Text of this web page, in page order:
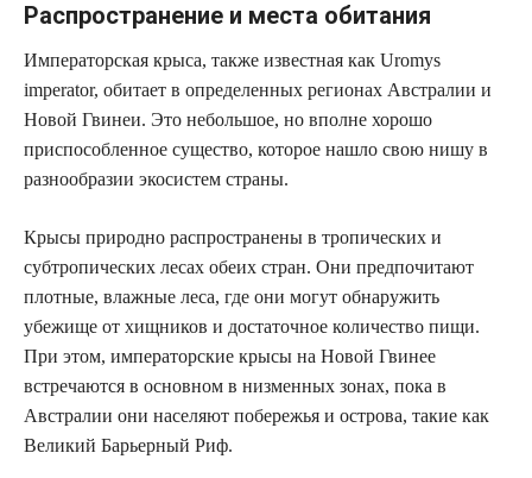
Распространение и места обитания
Императорская крыса, также известная как Uromys
imperator, обитает в определенных регионах Австралии и
Новой Гвинеи. Это небольшое, но вполне хорошо
приспособленное существо, которое нашло свою нишу в
разнообразии экосистем страны.
Крысы природно распространены в тропических и
субтропических лесах обеих стран. Они предпочитают
плотные, влажные леса, где они могут обнаружить
убежище от хищников и достаточное количество пищи.
При этом, императорские крысы на Новой Гвинее
встречаются в основном в низменных зонах, пока в
Австралии они населяют побережья и острова, такие как
Великий Барьерный Риф.